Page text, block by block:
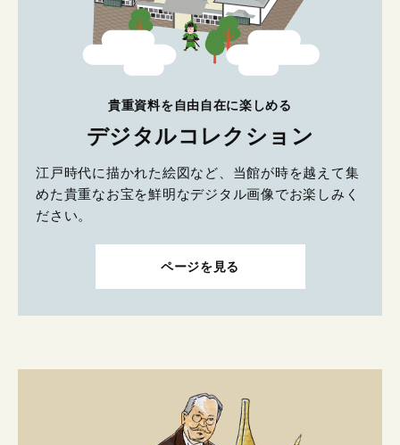
貴重資料を自由自在に楽しめる
デジタルコレクション
江戸時代に描かれた絵図など、当館が時を越えて集
めた貴重なお宝を鮮明なデジタル画像でお楽しみく
ださい。
ページを見る